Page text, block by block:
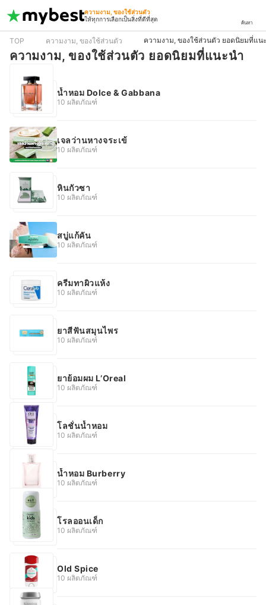
ความงาม, ของใช้ส่วนตัว
ให้ทุกการเลือกเป็นสิ่งที่ดีที่สุด
ค้นหา
TOP ความงาม, ของใช้ส่วนตัว ความงาม, ของใช้ส่วนตัว ยอดนิยมที่แน
ความงาม, ของใช้ส่วนตัว ยอดนิยมที่แนะนำ
น้ำหอม Dolce & Gabbana
10 ผลิตภัณฑ์
เจลว่านหางจระเข้
10 ผลิตภัณฑ์
หินกัวซา
10 ผลิตภัณฑ์
สบู่แก้คัน
10 ผลิตภัณฑ์
ครีมทาผิวแห้ง
10 ผลิตภัณฑ์
ยาสีฟันสมุนไพร
10 ผลิตภัณฑ์
ยาย้อมผม L’Oreal
10 ผลิตภัณฑ์
โลชั่นน้ำหอม
10 ผลิตภัณฑ์
น้ำหอม Burberry
10 ผลิตภัณฑ์
โรลออนเด็ก
10 ผลิตภัณฑ์
Old Spice
10 ผลิตภัณฑ์